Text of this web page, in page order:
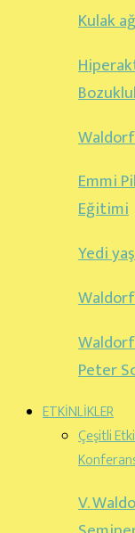
Kulak
Emmi
Eğitimi
Yedi
Peter
ETKİNLİKLER
Çeşitli
V.